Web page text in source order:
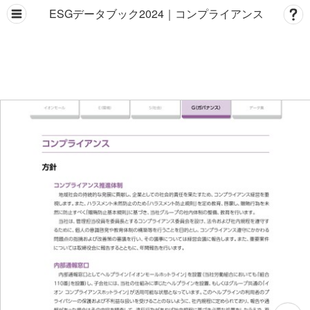
ESGデータブック2024｜コンプライアンス